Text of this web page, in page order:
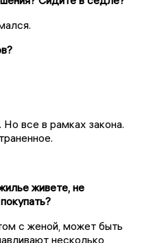
все в рамках закона.
живете, не
с женой, может быть
несколько